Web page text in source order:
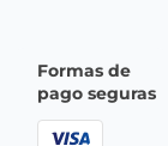
Formas de
pago seguras